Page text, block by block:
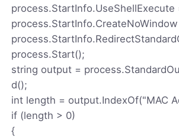
process.StartInfo.UseShellExecute
process.Start();
string output =
d();
int length = output.IndexOf("MAC
if (length > 0)
{